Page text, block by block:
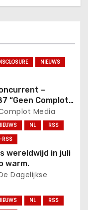
NIEUWS
–
“Geen Complot
Media
NL
RSS
RSS
wereldwijd in juli
warm.
Dagelijkse
NL
RSS